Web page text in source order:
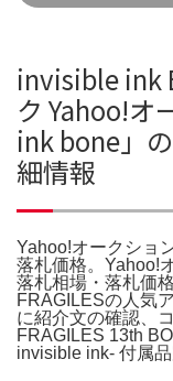
invisible ink
ク Yahoo!オ
ink bone」
細情報
Yahoo!オークショ
落札価格。Yahoo!
落札相場・落札価
FRAGILESの人気
に紹介文の確認、
FRAGILES 13th
invisible ink- 付属